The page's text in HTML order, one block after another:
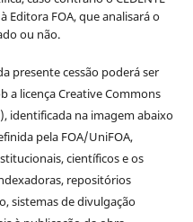
Editora FOA, que analisará o
ou não.
presente cessão poderá ser
a licença Creative Commons
identificada na imagem abaixo
pela FOA/UniFOA,
científicos e os
repositórios
sistemas de divulgação